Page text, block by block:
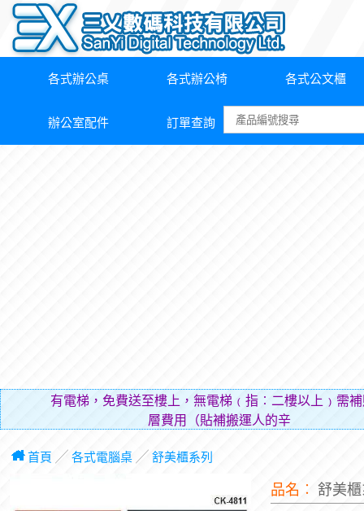
各式辦公桌 各式辦公椅 各式公文櫃
辦公室配件 訂單查詢
有電梯，免費送至樓上，無電梯﹙指︰二樓以上﹚需
層費用（貼補搬運人的辛勞）。
首頁 ╱ 各式電腦桌╱ 舒美櫃系列
品名︰ 舒美